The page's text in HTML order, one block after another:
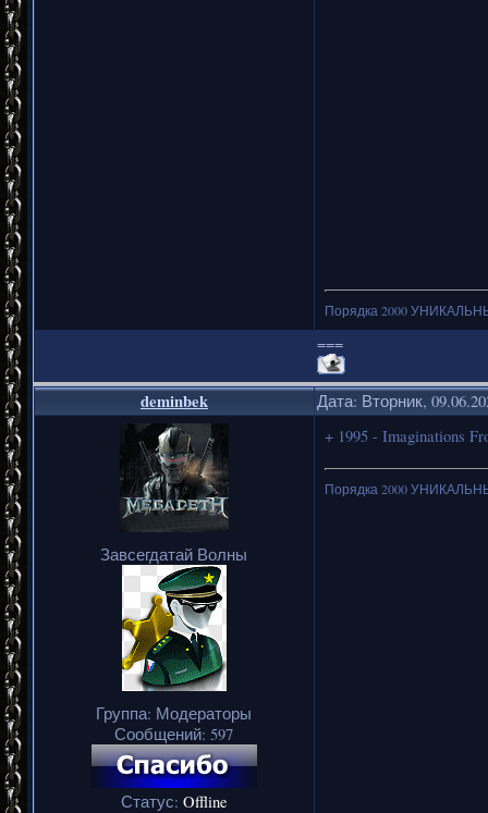
Порядка 2000
===
deminbek Дата: Вторник,
Завсегдатай Волны
Группа: Модераторы
Сообщений: 597
Статус: Offline
+ 1995 - Imaginations
Порядка 2000